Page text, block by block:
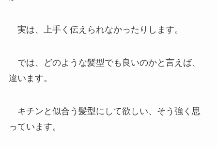
実は、上手く伝えられなかったりします。
では、どのような髪型でも良いのかと言えば、
違います。
キチンと似合う髪型にして欲しい、そう強く思
っています。